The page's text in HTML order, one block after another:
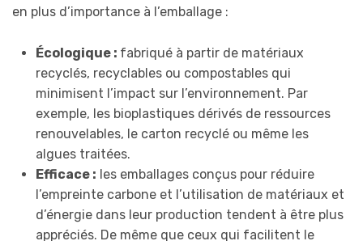
en plus d’importance à l’emballage :
Écologique : fabriqué à partir de matériaux
recyclés, recyclables ou compostables qui
minimisent l’impact sur l’environnement. Par
exemple, les bioplastiques dérivés de ressources
renouvelables, le carton recyclé ou même les
algues traitées.
Efficace : les emballages conçus pour réduire
l’empreinte carbone et l’utilisation de matériaux et
d’énergie dans leur production tendent à être plus
appréciés. De même que ceux qui facilitent le